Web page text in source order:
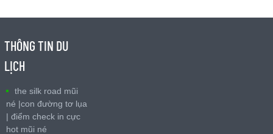
THÔNG TIN DU
LỊCH
the silk road mũi
né |con đường tơ lụa
| điểm check in cực
hot mũi né